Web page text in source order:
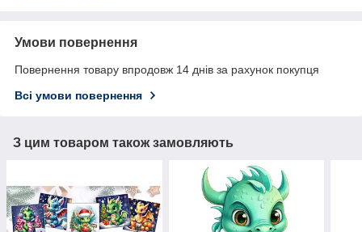
Умови повернення
Повернення товару впродовж 14 днів за рахунок покупця
Всі умови повернення
З цим товаром також замовляють